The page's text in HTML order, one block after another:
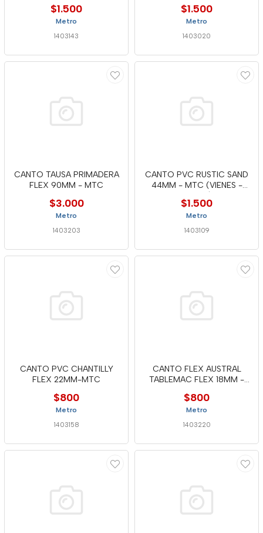
$1.500
Metro
1403143
$1.500
Metro
1403020
CANTO TAUSA PRIMADERA
FLEX 90MM - MTC
$3.000
Metro
1403203
CANTO PVC RUSTIC SAND
44MM - MTC (VIENES -
$1.500
Metro
1403109
CANTO PVC CHANTILLY
FLEX 22MM-MTC
$800
Metro
1403158
CANTO FLEX AUSTRAL
TABLEMAC FLEX 18MM -
$800
Metro
1403220